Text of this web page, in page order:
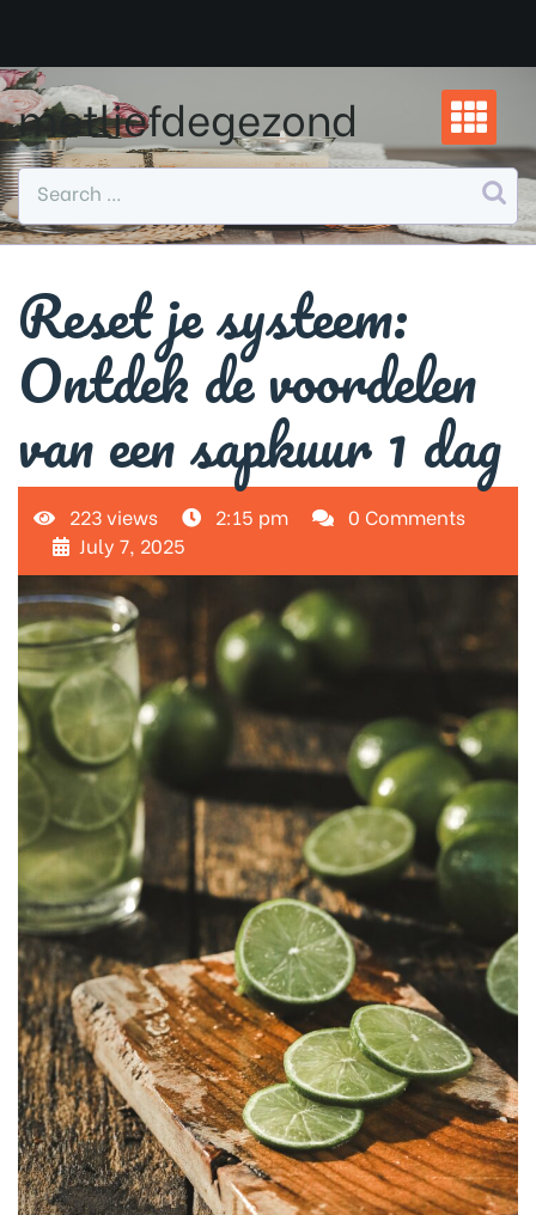
content
metliefdegezond
Reset je systeem:
Ontdek de voordelen
van een sapkuur 1 dag
223 views 2:15 pm
0 Comments
July 7, 2025